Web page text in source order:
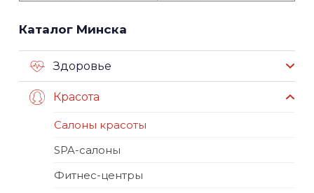
Каталог Минска
Здоровье
Красота
Салоны красоты
SPA-салоны
Фитнес-центры